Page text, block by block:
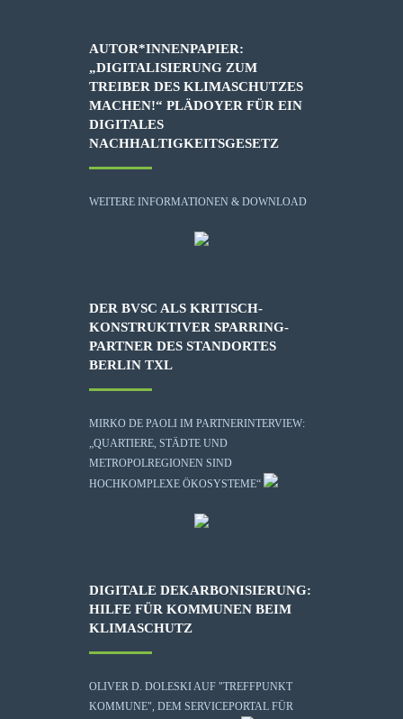
AUTOR*INNENPAPIER:
„DIGITALISIERUNG ZUM
TREIBER DES KLIMASCHUTZES
MACHEN!“ PLÄDOYER FÜR EIN
DIGITALES
NACHHALTIGKEITSGESETZ
WEITERE INFORMATIONEN & DOWNLOAD
DER BVSC ALS KRITISCH-
KONSTRUKTIVER SPARRING-
PARTNER DES STANDORTES
BERLIN TXL
MIRKO DE PAOLI IM PARTNERINTERVIEW:
„QUARTIERE, STÄDTE UND
METROPOLREGIONEN SIND
HOCHKOMPLEXE ÖKOSYSTEME“
DIGITALE DEKARBONISIERUNG:
HILFE FÜR KOMMUNEN BEIM
KLIMASCHUTZ
OLIVER D. DOLESKI AUF "TREFFPUNKT
KOMMUNE", DEM SERVICEPORTAL FÜR